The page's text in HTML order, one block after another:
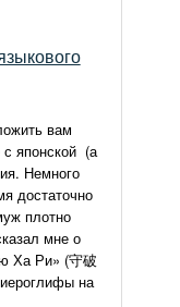
вам
с японской (а
Немного
достаточно
плотно
мне о
Ха Ри» (守破
на